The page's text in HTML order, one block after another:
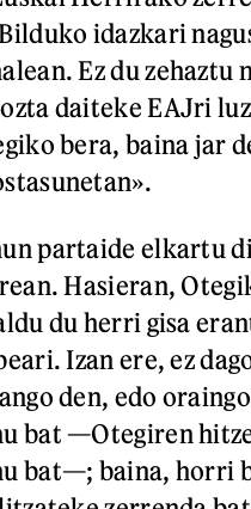
idazkari
Ez du
daiteke EAJri
bera, baina jar
partaide elkartu
Hasieran,
du herri gisa
Izan ere, ez
den, edo
bat —Otegiren
bat—; baina, horri